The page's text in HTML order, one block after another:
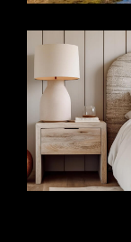
spécifiques
mesure, que
recherche de
vendeur
immobilier.
LARGE